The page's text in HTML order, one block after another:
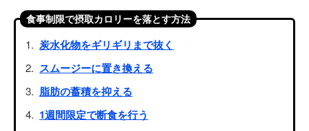
食事制限で摂取カロリーを落とす方法
炭水化物をギリギリまで抜く
スムージーに置き換える
脂肪の蓄積を抑える
1週間限定で断食を行う